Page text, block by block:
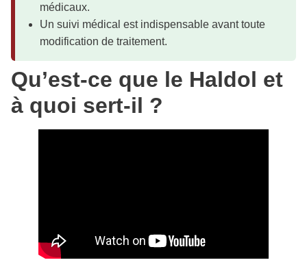
médicaux.
Un suivi médical est indispensable avant toute
modification de traitement.
Qu’est-ce que le Haldol et
à quoi sert-il ?